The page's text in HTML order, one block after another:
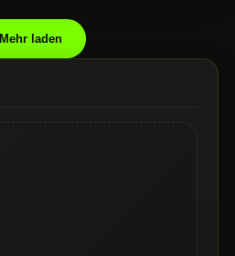
Mehr laden